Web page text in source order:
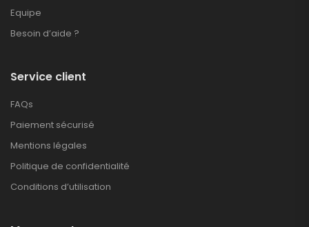
Equipe
Besoin d’aide ?
Service client
FAQs
Paiement sécurisé
Mentions légales
Politique de confidentialité
Conditions d’utilisation